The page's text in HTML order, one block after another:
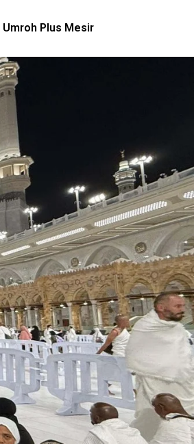
Umroh Plus Mesir